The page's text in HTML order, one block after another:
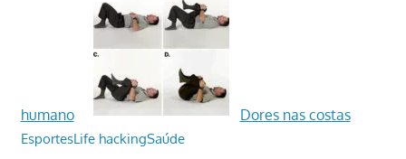
humano Dores nas costas
EsportesLife hackingSaúde